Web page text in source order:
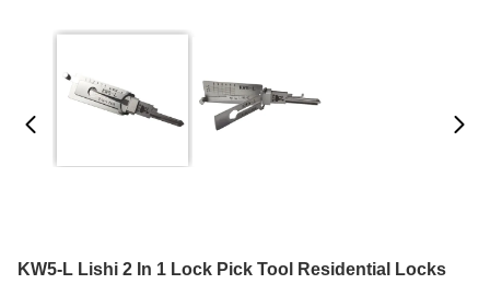
KW5-L Lishi 2 In 1 Lock Pick Tool Residential Locks